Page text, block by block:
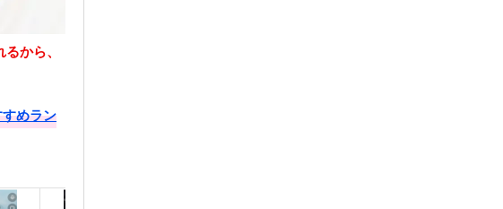
から、
めラン